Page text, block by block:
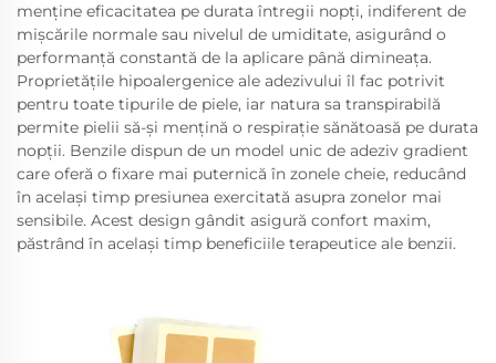
menține eficacitatea pe durata întregii nopți, indiferent de
mișcările normale sau nivelul de umiditate, asigurând o
performanță constantă de la aplicare până dimineața.
Proprietățile hipoalergenice ale adezivului îl fac potrivit
pentru toate tipurile de piele, iar natura sa transpirabilă
permite pielii să-și mențină o respirație sănătoasă pe durata
nopții. Benzile dispun de un model unic de adeziv gradient
care oferă o fixare mai puternică în zonele cheie, reducând
în același timp presiunea exercitată asupra zonelor mai
sensibile. Acest design gândit asigură confort maxim,
păstrând în același timp beneficiile terapeutice ale benzii.